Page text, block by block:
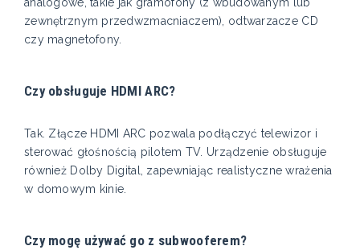
analogowe, takie jak gramofony (z wbudowanym lub
zewnętrznym przedwzmacniaczem), odtwarzacze CD
czy magnetofony.
Czy obsługuje HDMI ARC?
Tak. Złącze HDMI ARC pozwala podłączyć telewizor i
sterować głośnością pilotem TV. Urządzenie obsługuje
również Dolby Digital, zapewniając realistyczne wrażenia
w domowym kinie.
Czy mogę używać go z subwooferem?